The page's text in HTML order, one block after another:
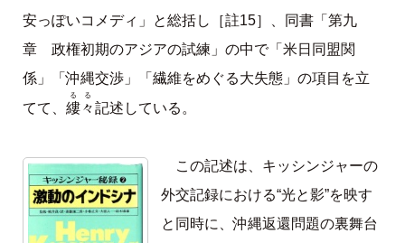
安っぽいコメディ」と総括し［註15］、同書「第九
章 政権初期のアジアの試練」の中で「米日同盟関
係」「沖縄交渉」「繊維をめぐる大失態」の項目を立
てて、 縷々
るる
記述している。
この記述は、キッシンジャーの
外交記録における“光と影”を映す
と同時に、沖縄返還問題の裏舞台